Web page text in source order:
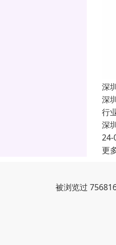
深
深
行
深
24-
更
被浏览过